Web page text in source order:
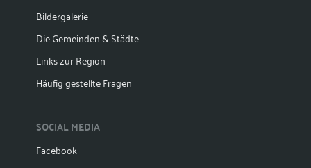
Bildergalerie
Die Gemeinden & Städte
Links zur Region
Häufig gestellte Fragen
SOCIAL MEDIA
Facebook